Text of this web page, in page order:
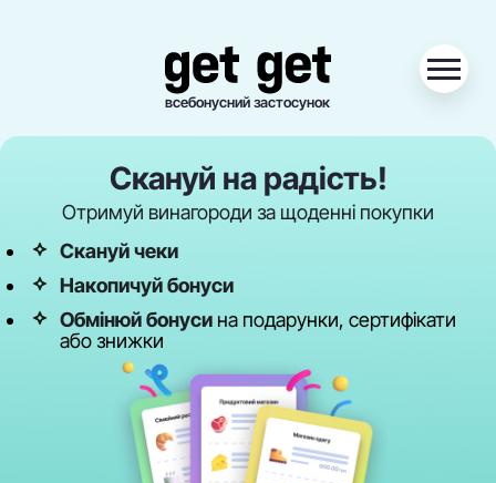
всебонусний застосунок
Скануй на радість!
Отримуй винагороди за щоденні покупки
Скануй чеки
Накопичуй бонуси
Обмінюй бонуси на подарунки, сертифікати
або знижки